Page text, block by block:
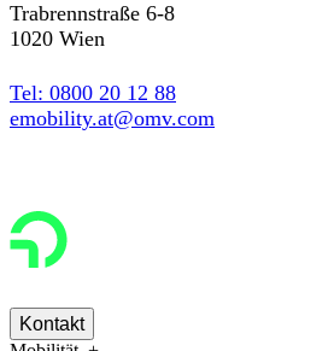
Trabrennstraße 6-8
1020 Wien
Tel: 0800 20 12 88
emobility.at@omv.com
Kontakt